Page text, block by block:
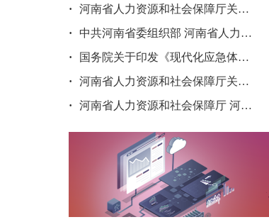
· 河南省人力资源和社会保障厅关于公布2026年新设立及调整变更恢复撤销中高级职称评审委员会的通知
·
中共河南省委组织部 河南省人力资源和社会保障厅关于印发《河南省事业单位专业技术二级岗位管理办法》的通知
·
国务院关于印发《现代化应急体系建设“十五五”规划》的通知
·
河南省人力资源和社会保障厅关于做好2026年度事业单位职称申报评审计划备案工作的通知
·
河南省人力资源和社会保障厅 河南省卫生健康委员会 关于2026年度河南省卫生系列高级职称业务水平考试工作有关问题的通知